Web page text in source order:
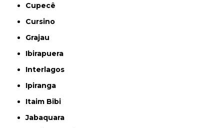
Cupecê
Cursino
Grajau
Ibirapuera
Interlagos
Ipiranga
Itaim Bibi
Jabaquara